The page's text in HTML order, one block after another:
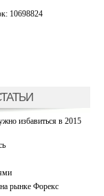
10698824
избавиться в 2015
рынке Форекс